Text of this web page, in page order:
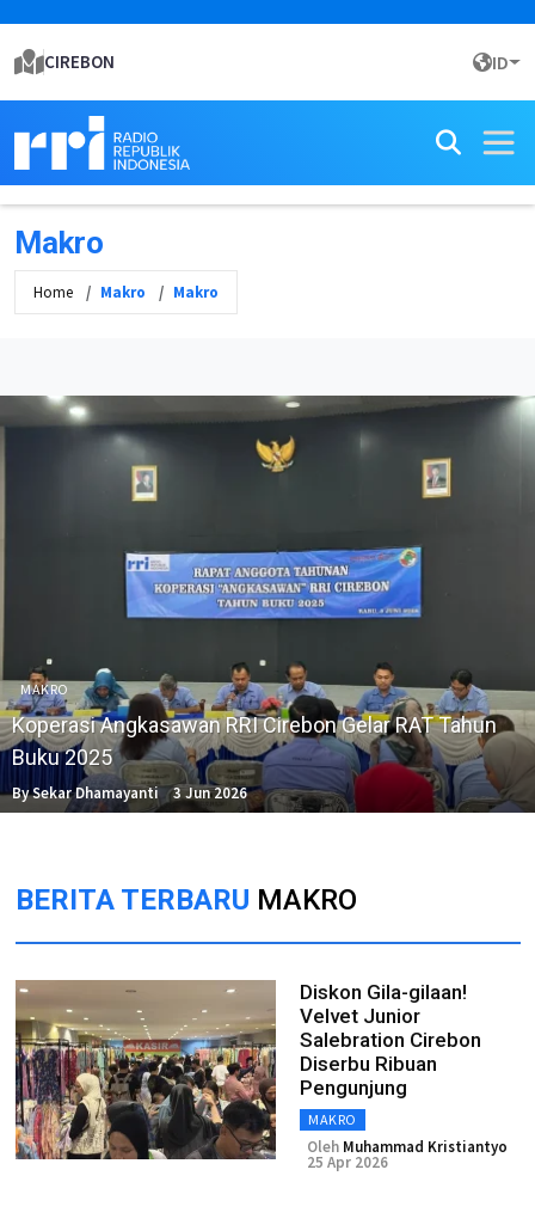
CIREBON ID
Makro
Home Makro Makro
MAKRO
Koperasi Angkasawan RRI Cirebon Gelar RAT Tahun
Buku 2025
By Sekar Dhamayanti 3 Jun 2026
BERITA TERBARU MAKRO
Diskon Gila-gilaan!
Velvet Junior
Salebration Cirebon
Diserbu Ribuan
Pengunjung
MAKRO
Oleh Muhammad Kristiantyo
25 Apr 2026